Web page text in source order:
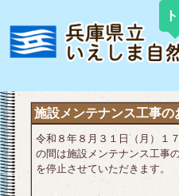
施設メンテナンス工事の
令和８年８月３１日（月）１
の間は施設メンテナンス工事
を停止させていただきます。